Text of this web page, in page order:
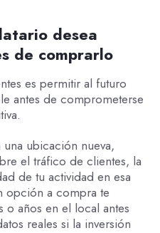
desea
de comprarlo
es permitir al futuro
antes de comprometerse
ubicación nueva,
el tráfico de clientes, la
de tu actividad en esa
opción a compra te
o años en el local antes
reales si la inversión